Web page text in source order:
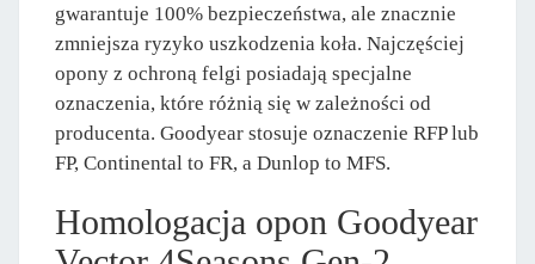
gwarantuje 100% bezpieczeństwa, ale znacznie
zmniejsza ryzyko uszkodzenia koła. Najczęściej
opony z ochroną felgi posiadają specjalne
oznaczenia, które różnią się w zależności od
producenta. Goodyear stosuje oznaczenie RFP lub
FP, Continental to FR, a Dunlop to MFS.
Homologacja opon Goodyear